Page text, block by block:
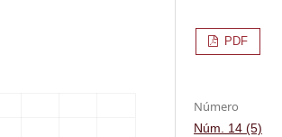
PDF
Número
Núm. 14 (5)